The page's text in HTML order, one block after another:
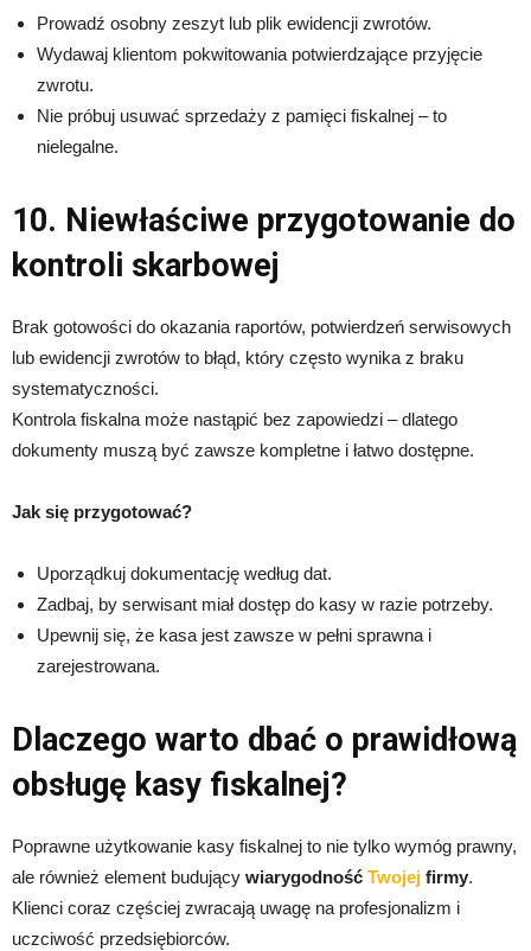
Prowadź osobny zeszyt lub plik ewidencji zwrotów.
Wydawaj klientom pokwitowania potwierdzające przyjęcie
zwrotu.
Nie próbuj usuwać sprzedaży z pamięci fiskalnej – to
nielegalne.
10. Niewłaściwe przygotowanie do
kontroli skarbowej
Brak gotowości do okazania raportów, potwierdzeń serwisowych
lub ewidencji zwrotów to błąd, który często wynika z braku
systematyczności.
Kontrola fiskalna może nastąpić bez zapowiedzi – dlatego
dokumenty muszą być zawsze kompletne i łatwo dostępne.
Jak się przygotować?
Uporządkuj dokumentację według dat.
Zadbaj, by serwisant miał dostęp do kasy w razie potrzeby.
Upewnij się, że kasa jest zawsze w pełni sprawna i
zarejestrowana.
Dlaczego warto dbać o prawidłową
obsługę kasy fiskalnej?
Poprawne użytkowanie kasy fiskalnej to nie tylko wymóg prawny,
ale również element budujący wiarygodność Twojej firmy.
Klienci coraz częściej zwracają uwagę na profesjonalizm i
uczciwość przedsiębiorców.